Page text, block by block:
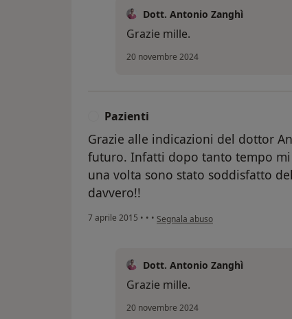
Dott. Antonio Zanghì
Grazie mille.
20 novembre 2024
Pazienti
Grazie alle indicazioni del dottor
futuro. Infatti dopo tanto tempo
una volta sono stato soddisfatto
davvero!!
7 aprile 2015 • • • secondo l'opinione dell'utente
Segnala abuso
Dott. Antonio Zanghì
Grazie mille.
20 novembre 2024